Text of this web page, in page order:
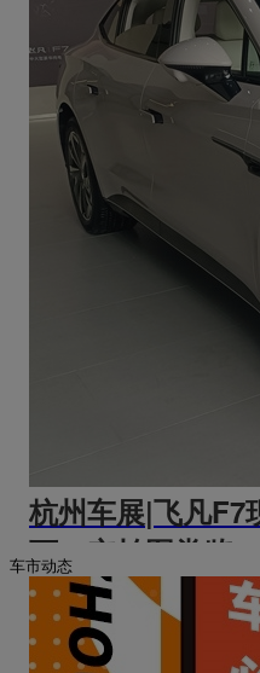
杭州车展|飞凡F7
万，实拍图赏鉴
车市动态